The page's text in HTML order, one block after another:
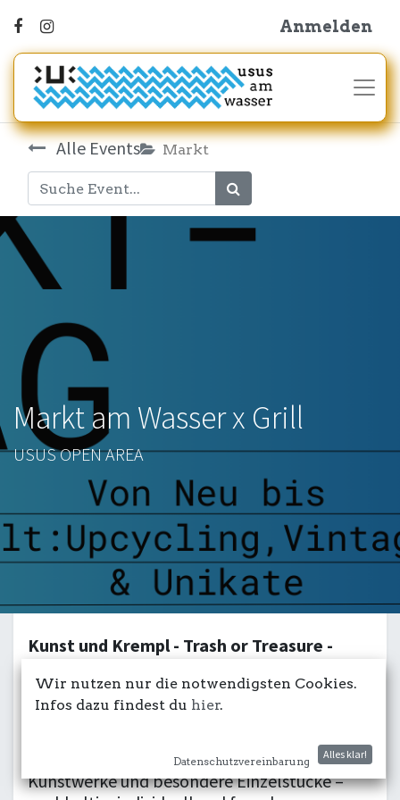
Anmelden
Alle Events Markt
Markt am Wasser x Grill
USUS OPEN AREA
Kunst und Krempl - Trash or Treasure -
Unsere Markttage am Wasser bringen
ausgewählte Kleidung, Accessoires,
Kunstwerke und besondere Einzelstücke –
Wir nutzen nur die notwendigsten Cookies.
Infos dazu findest du hier.
Datenschutzvereinbarung
Alles klar!